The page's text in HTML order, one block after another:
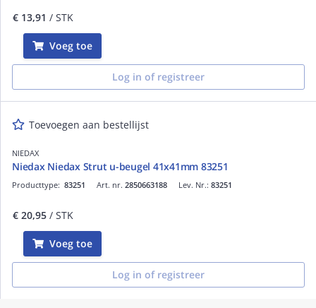
€ 13,91 / STK
Voeg toe
Log in of registreer
Toevoegen aan bestellijst
NIEDAX
Niedax Niedax Strut u-beugel 41x41mm 83251
Art. nr. 2850663188
Producttype: 83251 Lev. Nr.: 83251
€ 20,95 / STK
Voeg toe
Log in of registreer